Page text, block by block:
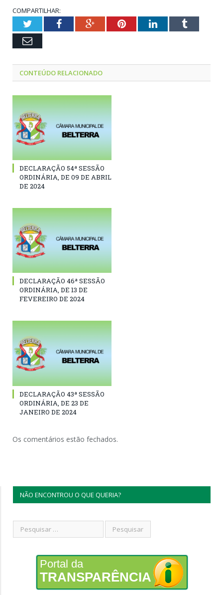
COMPARTILHAR:
TwitterFacebookGoogle+PinterestLinkedInTumblr
Email
CONTEÚDO RELACIONADO
DECLARAÇÃO 54ª SESSÃO
ORDINÁRIA, DE 09 DE ABRIL
DE 2024
DECLARAÇÃO 46ª SESSÃO
ORDINÁRIA, DE 13 DE
FEVEREIRO DE 2024
DECLARAÇÃO 43ª SESSÃO
ORDINÁRIA, DE 23 DE
JANEIRO DE 2024
Os comentários estão fechados.
NÃO ENCONTROU O QUE QUERIA?
Portal da
TRANSPARÊNCIA